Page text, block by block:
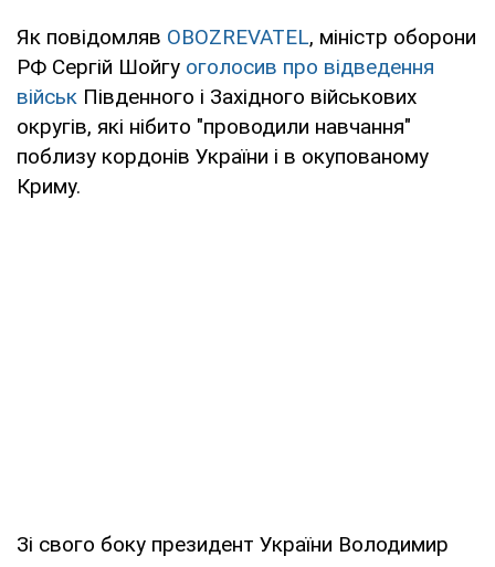
Як повідомляв OBOZREVATEL, міністр оборони
РФ Сергій Шойгу оголосив про відведення
військ Південного і Західного військових
округів, які нібито "проводили навчання"
поблизу кордонів України і в окупованому
Криму.
Зі свого боку президент України Володимир